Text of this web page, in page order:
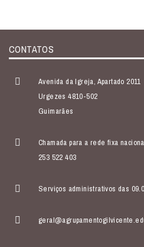
CONTATOS
Avenida da Igreja, Apartado 2011
Urgezes 4810-502
Guimarães
Chamada para a rede fixa
253 522 403
Serviços administrativos das